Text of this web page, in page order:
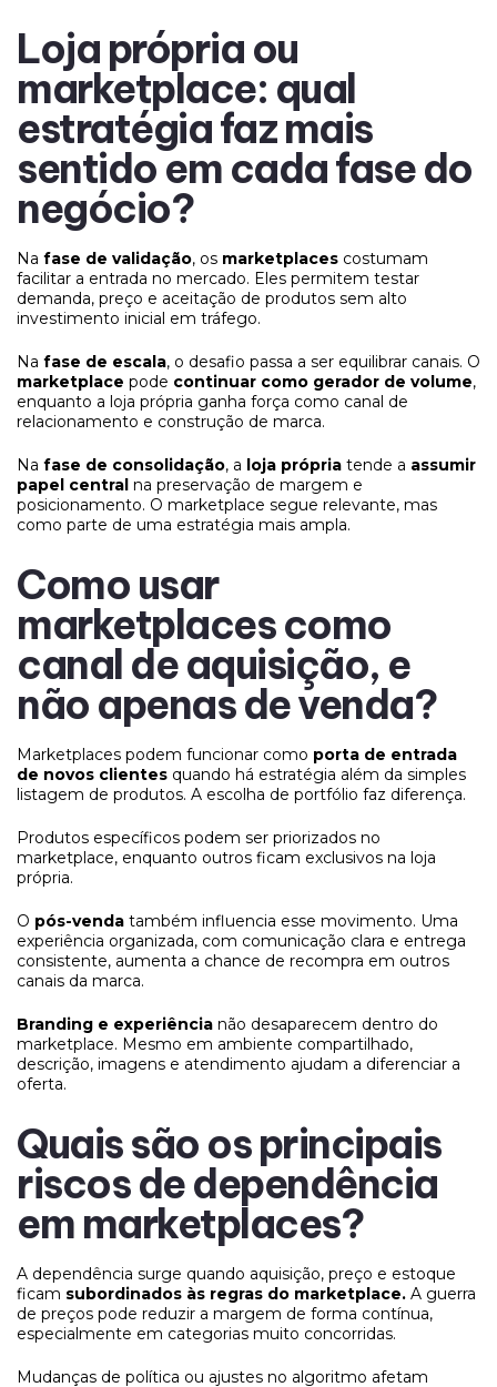
Loja própria ou
marketplace: qual
estratégia faz mais
sentido em cada fase do
negócio?
Na fase de validação, os marketplaces costumam
facilitar a entrada no mercado. Eles permitem testar
demanda, preço e aceitação de produtos sem alto
investimento inicial em tráfego.
Na fase de escala, o desafio passa a ser equilibrar canais. O
marketplace pode continuar como gerador de volume,
enquanto a loja própria ganha força como canal de
relacionamento e construção de marca.
Na fase de consolidação, a loja própria tende a assumir
papel central na preservação de margem e
posicionamento. O marketplace segue relevante, mas
como parte de uma estratégia mais ampla.
Como usar
marketplaces como
canal de aquisição, e
não apenas de venda?
Marketplaces podem funcionar como porta de entrada
de novos clientes quando há estratégia além da simples
listagem de produtos. A escolha de portfólio faz diferença.
Produtos específicos podem ser priorizados no
marketplace, enquanto outros ficam exclusivos na loja
própria.
O pós-venda também influencia esse movimento. Uma
experiência organizada, com comunicação clara e entrega
consistente, aumenta a chance de recompra em outros
canais da marca.
Branding e experiência não desaparecem dentro do
marketplace. Mesmo em ambiente compartilhado,
descrição, imagens e atendimento ajudam a diferenciar a
oferta.
Quais são os principais
riscos de dependência
em marketplaces?
A dependência surge quando aquisição, preço e estoque
ficam subordinados às regras do marketplace. A guerra
de preços pode reduzir a margem de forma contínua,
especialmente em categorias muito concorridas.
Mudanças de política ou ajustes no algoritmo afetam